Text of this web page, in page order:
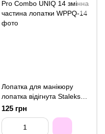
Лопатка для манікюру
лопатка відігнута Staleks
Pro Combo UNIQ 14 змінна
частина лопатки
125 грн